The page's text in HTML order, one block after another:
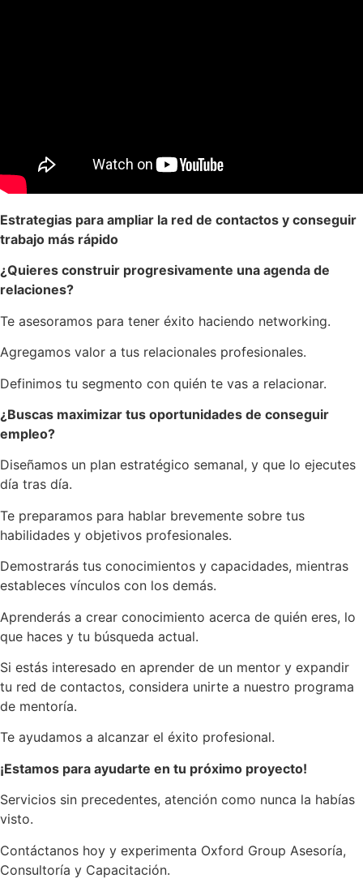
Estrategias para ampliar la red de contactos y conseguir
trabajo más rápido
¿Quieres construir progresivamente una agenda de
relaciones?
Te asesoramos para tener éxito haciendo networking.
Agregamos valor a tus relacionales profesionales.
Definimos tu segmento con quién te vas a relacionar.
¿Buscas maximizar tus oportunidades de conseguir
empleo?
Diseñamos un plan estratégico semanal, y que lo ejecutes
día tras día.
Te preparamos para hablar brevemente sobre tus
habilidades y objetivos profesionales.
Demostrarás tus conocimientos y capacidades, mientras
estableces vínculos con los demás.
Aprenderás a crear conocimiento acerca de quién eres, lo
que haces y tu búsqueda actual.
Si estás interesado en aprender de un mentor y expandir
tu red de contactos, considera unirte a nuestro programa
de mentoría.
Te ayudamos a alcanzar el éxito profesional.
¡Estamos para ayudarte en tu próximo proyecto!
Servicios sin precedentes, atención como nunca la habías
visto.
Contáctanos hoy y experimenta Oxford Group Asesoría,
Consultoría y Capacitación.